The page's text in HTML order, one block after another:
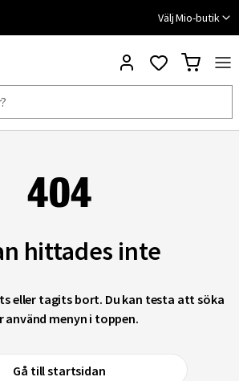
Välj Mio-butik
404
hittades inte
eller tagits bort. Du kan testa att söka
använd menyn i toppen.
Gå till startsidan